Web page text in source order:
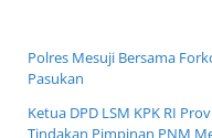
Polres Mesuji Bersama
Pasukan
Ketua DPD LSM KPK RI
Tindakan Pimpinan PNM